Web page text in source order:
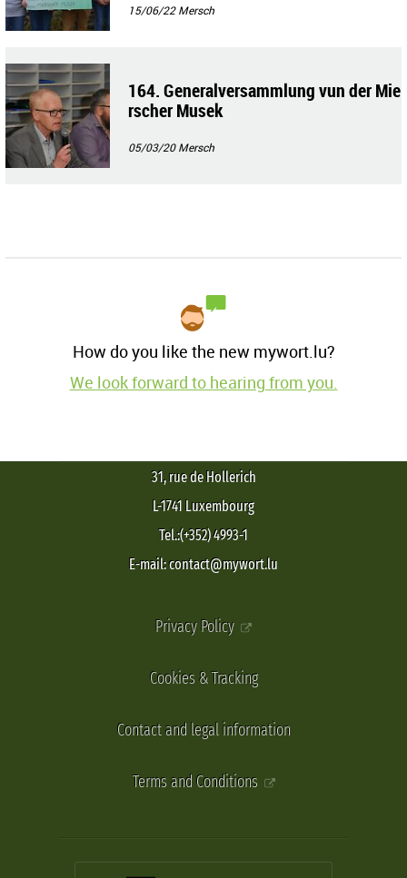
15/06/22Mersch
164. Generalversammlung vun der Mie
rscher Musek
05/03/20Mersch
How do you like the new mywort.lu?
We look forward to hearing from you.
31, rue de Hollerich
L-1741 Luxembourg
Tel.:(+352) 4993-1
E-mail: contact@mywort.lu
Privacy Policy
Cookies & Tracking
Contact and legal information
Terms and Conditions